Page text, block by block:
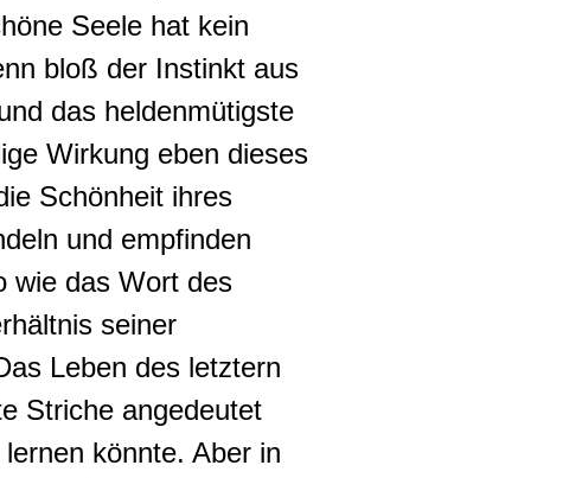
Seele hat kein
bloß der Instinkt aus
das heldenmütigste
Wirkung eben dieses
Schönheit ihres
und empfinden
wie das Wort des
seiner
Leben des letztern
Striche angedeutet
könnte. Aber in